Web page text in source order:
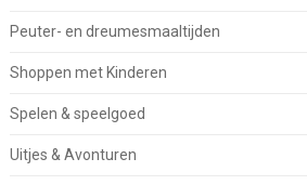
Peuter- en dreumesmaaltijden
Shoppen met Kinderen
Spelen & speelgoed
Uitjes & Avonturen